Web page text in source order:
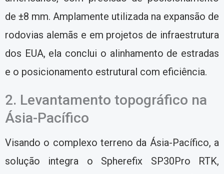
de ±8 mm. Amplamente utilizada na expansão de
rodovias alemãs e em projetos de infraestrutura
dos EUA, ela conclui o alinhamento de estradas
e o posicionamento estrutural com eficiência.
2. Levantamento topográfico na
Ásia-Pacífico
Visando o complexo terreno da Ásia-Pacífico, a
solução integra o Spherefix SP30Pro RTK,